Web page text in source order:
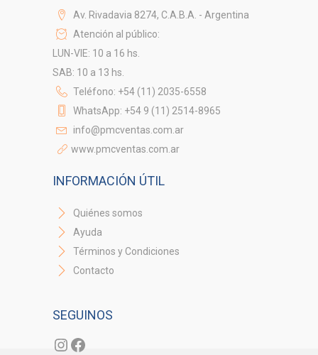
Av. Rivadavia 8274, C.A.B.A. - Argentina
Atención al público:
LUN-VIE: 10 a 16 hs.
SAB: 10 a 13 hs.
Teléfono: +54 (11) 2035-6558
WhatsApp: +54 9 (11) 2514-8965
info@pmcventas.com.ar
www.pmcventas.com.ar
INFORMACIÓN ÚTIL
Quiénes somos
Ayuda
Términos y Condiciones
Contacto
SEGUINOS
Instagram
Facebook